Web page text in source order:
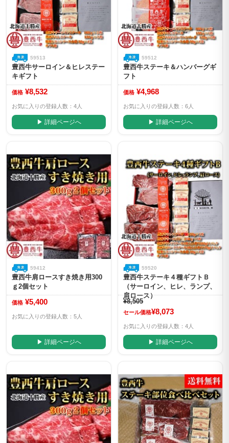
59513
豊西牛サーロイン＆ヒレステー
キギフト
価格 ¥8,532
お気に入りの登録人数：4人
▶ 詳細ページへ
59512
豊西牛ステーキ＆ハンバーグギ
フト
価格 ¥4,968
お気に入りの登録人数：6人
▶ 詳細ページへ
59412
豊西牛肩ロースすき焼き用300
ｇ2個セット
価格 ¥5,400
お気に入りの登録人数：5人
▶ 詳細ページへ
59520
豊西牛ステーキ４種ギフトＢ
（サーロイン、ヒレ、ランプ、
肩ロース）
¥8,505
セール価格¥8,073
お気に入りの登録人数：4人
▶ 詳細ページへ